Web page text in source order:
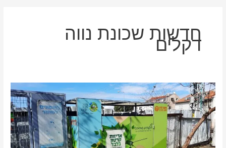
חדשות שכונת נווה
דקלים
לאור
העלייה
בכמות
המשלוחים:
20
מתקני